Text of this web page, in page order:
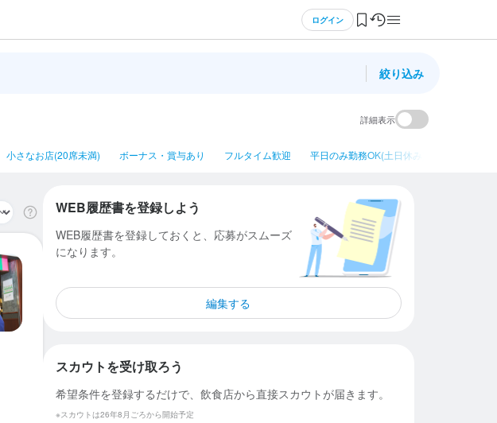
ログイン
絞り込み
詳細表示
小さなお店(20席未満) ボーナス・賞与あり フルタイム歓迎 平日のみ勤務OK(土日休み)
WEB履歴書を登録しよう
WEB履歴書を登録しておくと、応募がスムーズ
になります。
編集する
スカウトを受け取ろう
希望条件を登録するだけで、飲食店から直接スカウトが届きます。
※スカウトは26年8月ごろから開始予定